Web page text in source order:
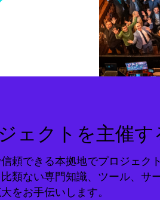
ェクトを主催す
頼できる本拠地でプロジェク
類ない専門知識、ツール、サ
をお手伝いします。